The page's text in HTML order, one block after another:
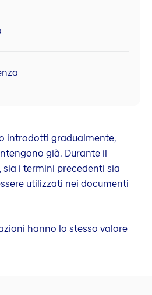
introdotti gradualmente,
già. Durante il
i termini precedenti sia
utilizzati nei documenti
hanno lo stesso valore